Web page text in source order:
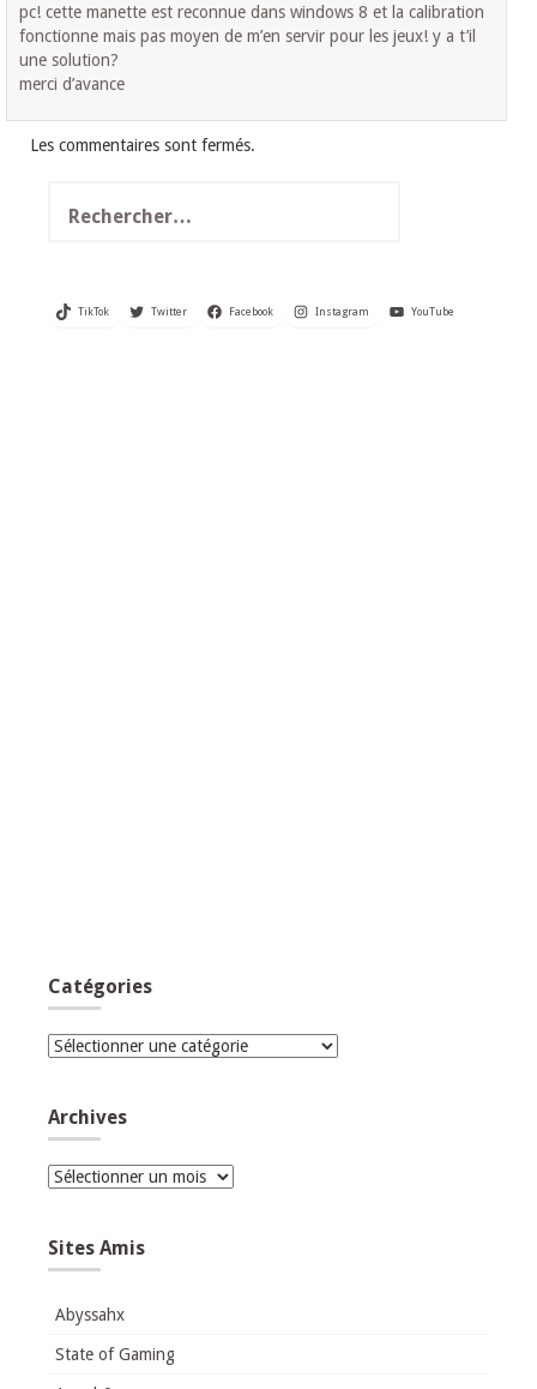
pc! cette manette est reconnue dans windows 8 et la calibration
fonctionne mais pas moyen de m’en servir pour les jeux! y a t’il
une solution?
merci d’avance
Les commentaires sont fermés.
TikTok Twitter Facebook Instagram YouTube
Catégories
Catégories
Archives
Archives
Sites Amis
Abyssahx
State of Gaming